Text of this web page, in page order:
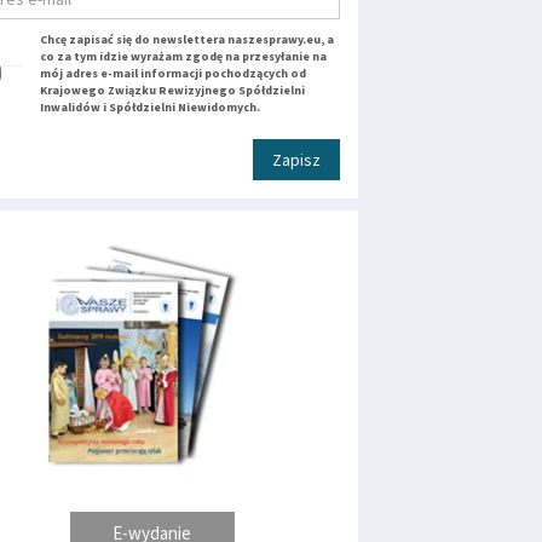
Chcę zapisać się do newslettera naszesprawy.eu, a
co za tym idzie wyrażam zgodę na przesyłanie na
mój adres e-mail informacji pochodzących od
Krajowego Związku Rewizyjnego Spółdzielni
Inwalidów i Spółdzielni Niewidomych.
Zapisz
E-wydanie